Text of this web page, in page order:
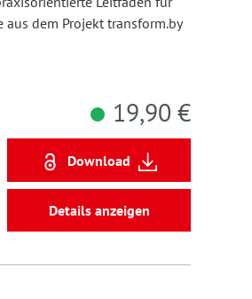
dem Projekt transform.by
19,90 €
Download
Details anzeigen